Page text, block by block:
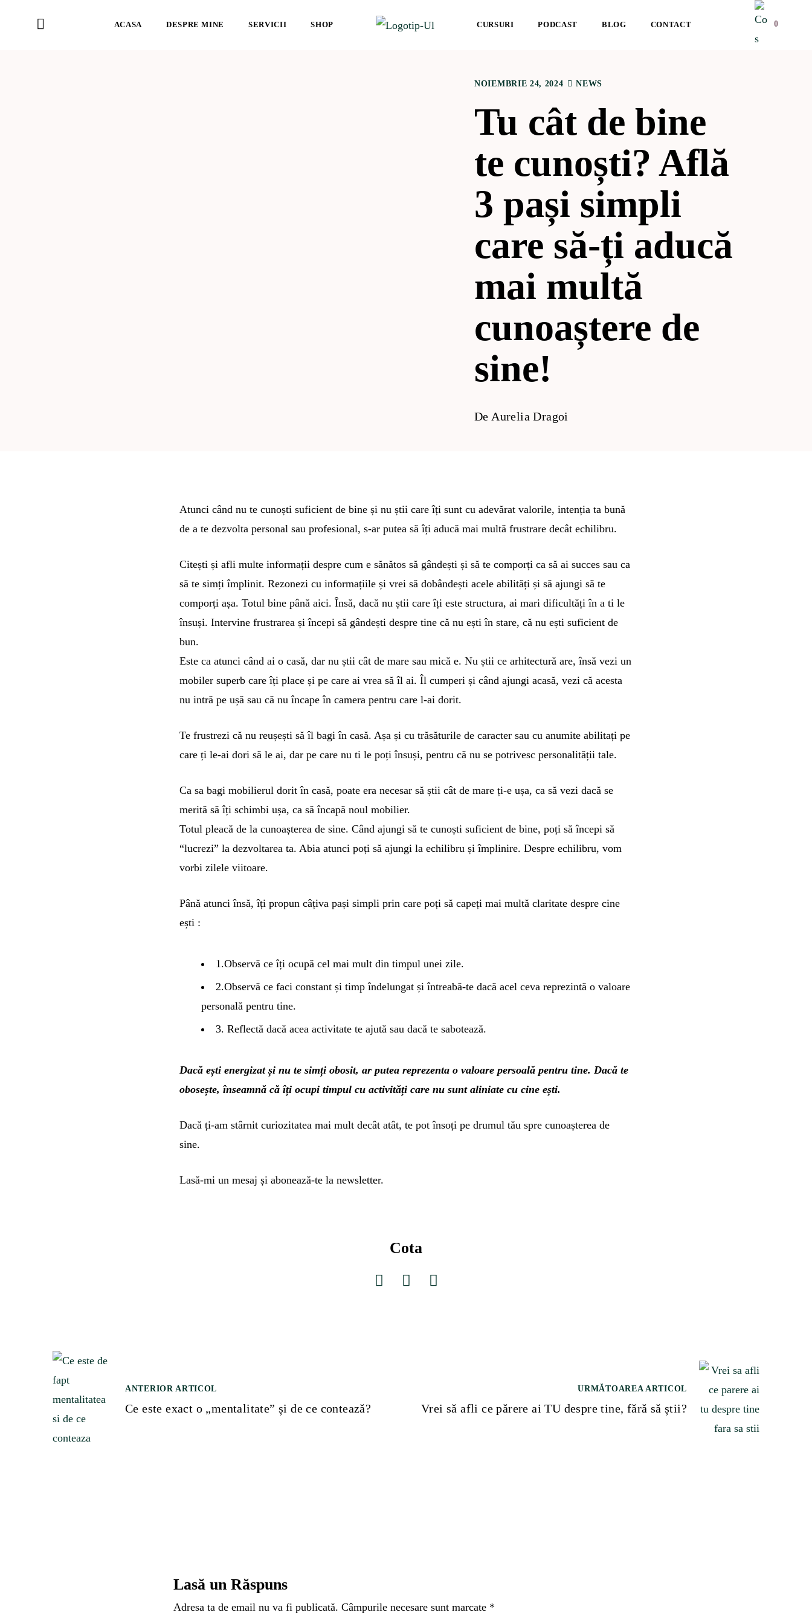
ACASA DESPRE MINE SERVICII SHOP CURSURI PODCAST BLOG CONTACT 0
NOIEMBRIE 24, 2024 NEWS
Tu cât de bine
te cunoști? Află
3 pași simpli
care să-ți aducă
mai multă
cunoaștere de
sine!
De Aurelia Dragoi
Atunci când nu te cunoști suficient de bine și nu știi care îți sunt cu adevărat valorile, intenția ta bună
de a te dezvolta personal sau profesional, s-ar putea să îți aducă mai multă frustrare decât echilibru.
Citești și afli multe informații despre cum e sănătos să gândești și să te comporți ca să ai succes sau ca
să te simți împlinit. Rezonezi cu informațiile și vrei să dobândești acele abilități și să ajungi să te
comporți așa. Totul bine până aici. Însă, dacă nu știi care îți este structura, ai mari dificultăți în a ti le
însuși. Intervine frustrarea și începi să gândești despre tine că nu ești în stare, că nu ești suficient de
bun.
Este ca atunci când ai o casă, dar nu știi cât de mare sau mică e. Nu știi ce arhitectură are, însă vezi un
mobiler superb care îți place și pe care ai vrea să îl ai. Îl cumperi și când ajungi acasă, vezi că acesta
nu intră pe ușă sau că nu încape în camera pentru care l-ai dorit.
Te frustrezi că nu reușești să îl bagi în casă. Așa și cu trăsăturile de caracter sau cu anumite abilitați pe
care ți le-ai dori să le ai, dar pe care nu ti le poți însuși, pentru că nu se potrivesc personalității tale.
Ca sa bagi mobilierul dorit în casă, poate era necesar să știi cât de mare ți-e ușa, ca să vezi dacă se
merită să îți schimbi ușa, ca să încapă noul mobilier.
Totul pleacă de la cunoașterea de sine. Când ajungi să te cunoști suficient de bine, poți să începi să
“lucrezi” la dezvoltarea ta. Abia atunci poți să ajungi la echilibru și împlinire. Despre echilibru, vom
vorbi zilele viitoare.
Până atunci însă, îți propun câțiva pași simpli prin care poți să capeți mai multă claritate despre cine
ești :
1.Observă ce îți ocupă cel mai mult din timpul unei zile.
2.Observă ce faci constant și timp îndelungat și întreabă-te dacă acel ceva reprezintă o valoare
personală pentru tine.
3. Reflectă dacă acea activitate te ajută sau dacă te sabotează.
Dacă ești energizat și nu te simți obosit, ar putea reprezenta o valoare persoală pentru tine. Dacă te
obosește, înseamnă că îți ocupi timpul cu activități care nu sunt aliniate cu cine ești.
Dacă ți-am stârnit curiozitatea mai mult decât atât, te pot însoți pe drumul tău spre cunoașterea de
sine.
Lasă-mi un mesaj și abonează-te la newsletter.
Cota
a
v
ANTERIOR ARTICOL
Ce este exact o „mentalitate” și de ce contează?
URMĂTOAREA ARTICOL
Vrei să afli ce părere ai TU despre tine, fără să știi?
Lasă un Răspuns
Adresa ta de email nu va fi publicată. Câmpurile necesare sunt marcate *